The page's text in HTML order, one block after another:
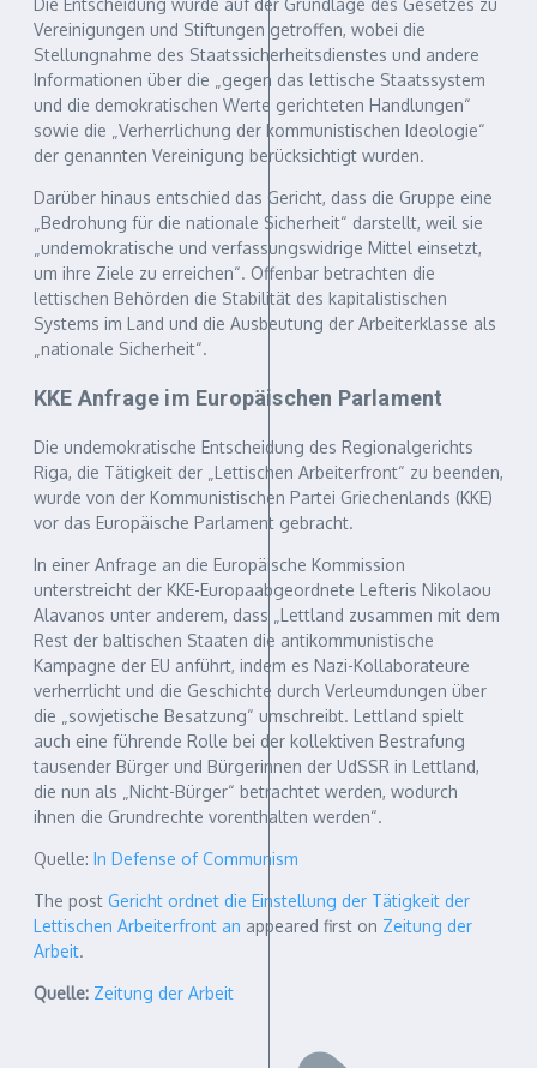
Die Entscheidung wurde auf der Grundlage des Gesetzes zu
Vereinigungen und Stiftungen getroffen, wobei die
Stellungnahme des Staatssicherheitsdienstes und andere
Informationen über die „gegen das lettische Staatssystem
und die demokratischen Werte gerichteten Handlungen“
sowie die „Verherrlichung der kommunistischen Ideologie“
der genannten Vereinigung berücksichtigt wurden.
Darüber hinaus entschied das Gericht, dass die Gruppe eine
„Bedrohung für die nationale Sicherheit“ darstellt, weil sie
„undemokratische und verfassungswidrige Mittel einsetzt,
um ihre Ziele zu erreichen“. Offenbar betrachten die
lettischen Behörden die Stabilität des kapitalistischen
Systems im Land und die Ausbeutung der Arbeiterklasse als
„nationale Sicherheit“.
KKE Anfrage im Europäischen Parlament
Die undemokratische Entscheidung des Regionalgerichts
Riga, die Tätigkeit der „Lettischen Arbeiterfront“ zu beenden,
wurde von der Kommunistischen Partei Griechenlands (KKE)
vor das Europäische Parlament gebracht.
In einer Anfrage an die Europäische Kommission
unterstreicht der KKE-Europaabgeordnete Lefteris Nikolaou
Alavanos unter anderem, dass „Lettland zusammen mit dem
Rest der baltischen Staaten die antikommunistische
Kampagne der EU anführt, indem es Nazi-Kollaborateure
verherrlicht und die Geschichte durch Verleumdungen über
die „sowjetische Besatzung“ umschreibt. Lettland spielt
auch eine führende Rolle bei der kollektiven Bestrafung
tausender Bürger und Bürgerinnen der UdSSR in Lettland,
die nun als „Nicht-Bürger“ betrachtet werden, wodurch
ihnen die Grundrechte vorenthalten werden“.
Quelle: In Defense of Communism
The post Gericht ordnet die Einstellung der Tätigkeit der
Lettischen Arbeiterfront an appeared first on Zeitung der
Arbeit.
Quelle: Zeitung der Arbeit